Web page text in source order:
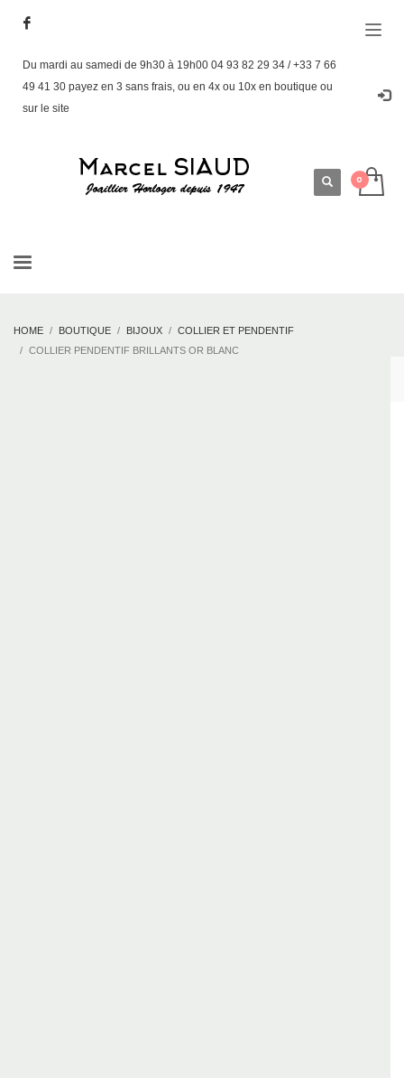
Du mardi au samedi de 9h30 à 19h00 04 93 82 29 34 / +33 7 66
49 41 30 payez en 3 sans frais, ou en 4x ou 10x en boutique ou
sur le site
HOME BOUTIQUE BIJOUX
COLLIER ET PENDENTIF
COLLIER PENDENTIF BRILLANTS OR BLANC